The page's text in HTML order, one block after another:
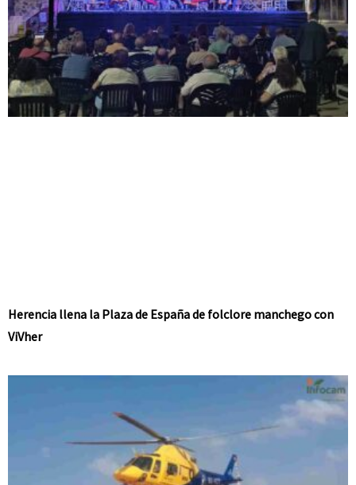
Herencia llena la Plaza de España de folclore manchego con
ViVher